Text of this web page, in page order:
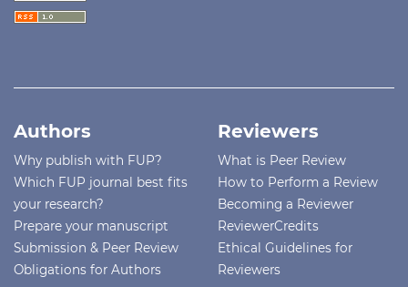
Authors
Why publish with FUP?
Which FUP journal best fits
your research?
Prepare your manuscript
Submission & Peer Review
Obligations for Authors
Reviewers
What is Peer Review
How to Perform a Review
Becoming a Reviewer
ReviewerCredits
Ethical Guidelines for
Reviewers